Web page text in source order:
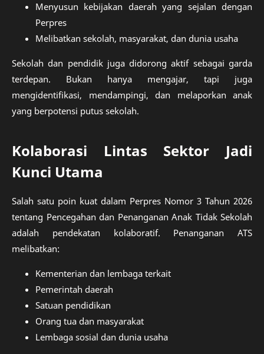
Menyusun kebijakan daerah yang sejalan dengan
Perpres
Melibatkan sekolah, masyarakat, dan dunia usaha
Sekolah dan pendidik juga didorong aktif sebagai garda
terdepan. Bukan hanya mengajar, tapi juga
mengidentifikasi, mendampingi, dan melaporkan anak
yang berpotensi putus sekolah.
Kolaborasi Lintas Sektor Jadi
Kunci Utama
Salah satu poin kuat dalam Perpres Nomor 3 Tahun 2026
tentang Pencegahan dan Penanganan Anak Tidak Sekolah
adalah pendekatan kolaboratif. Penanganan ATS
melibatkan:
Kementerian dan lembaga terkait
Pemerintah daerah
Satuan pendidikan
Orang tua dan masyarakat
Lembaga sosial dan dunia usaha